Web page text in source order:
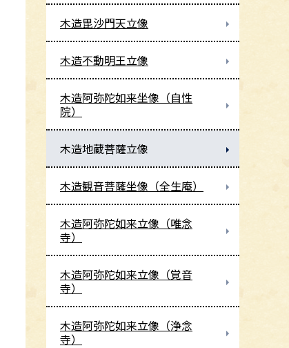
木造毘沙門天立像
木造不動明王立像
木造阿弥陀如来坐像（自性
院）
木造地蔵菩薩立像
木造観音菩薩坐像（全生庵）
木造阿弥陀如来立像（唯念
寺）
木造阿弥陀如来立像（覚音
寺）
木造阿弥陀如来立像（浄念
寺）